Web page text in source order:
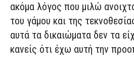
ακόμα λόγος που μιλώ
του γάμου και της
αυτά τα δικαιώματα δεν τα
κανείς ότι έχω αυτή την